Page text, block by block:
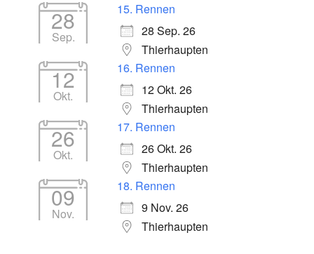
28
Sep.
15. Rennen
28 Sep. 26
Thierhaupten
12
Okt.
16. Rennen
12 Okt. 26
Thierhaupten
26
Okt.
17. Rennen
26 Okt. 26
Thierhaupten
09
Nov.
18. Rennen
9 Nov. 26
Thierhaupten